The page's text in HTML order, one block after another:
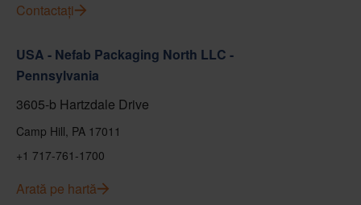
Contactați
USA - Nefab Packaging North LLC -
Pennsylvania
3605-b Hartzdale Drive
Camp Hill, PA 17011
+1 717-761-1700
Arată pe hartă